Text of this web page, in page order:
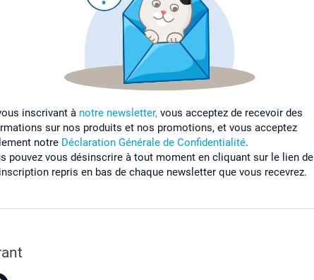
inscrivant à notre newsletter, vous acceptez de recevoir des
sur nos produits et nos promotions, et vous acceptez
notre Déclaration Générale de Confidentialité.
pouvez vous désinscrire à tout moment en cliquant sur le lien de
repris en bas de chaque newsletter que vous recevrez.